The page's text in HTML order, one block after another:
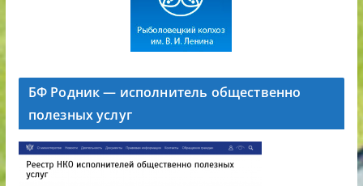
БФ Родник — исполнитель общественно
полезных услуг